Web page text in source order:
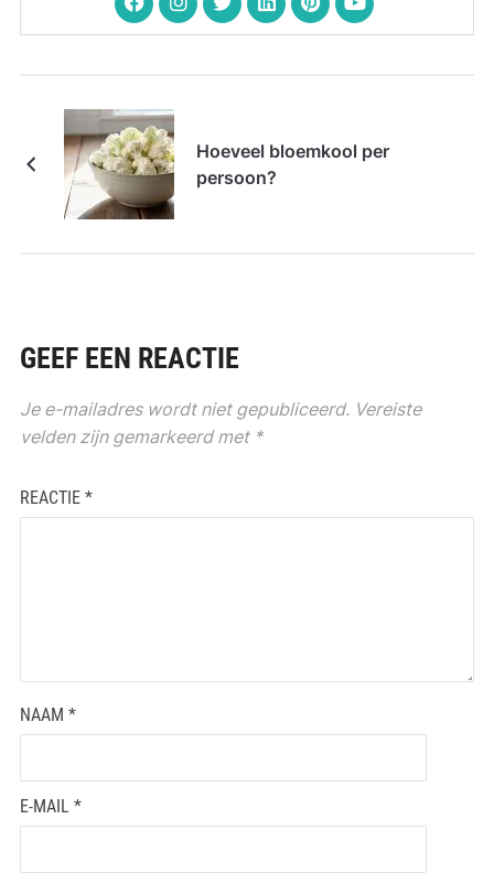
Hoeveel bloemkool per
persoon?
GEEF EEN REACTIE
Je e-mailadres wordt niet gepubliceerd. Vereiste
velden zijn gemarkeerd met *
REACTIE *
NAAM *
E-MAIL *